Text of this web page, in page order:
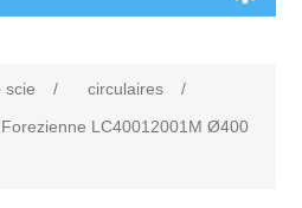
scie / circulaires
/
LC40012001M Ø400